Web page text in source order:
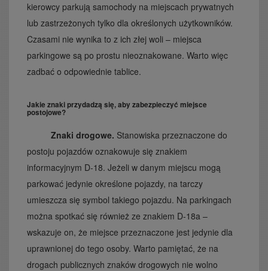
kierowcy parkują samochody na miejscach prywatnych
lub zastrzeżonych tylko dla określonych użytkowników.
Czasami nie wynika to z ich złej woli – miejsca
parkingowe są po prostu nieoznakowane. Warto więc
zadbać o odpowiednie tablice.
Jakie znaki przydadzą się, aby zabezpieczyć miejsce
postojowe?
Znaki drogowe. Stanowiska przeznaczone do
postoju pojazdów oznakowuje się znakiem
informacyjnym D-18. Jeżeli w danym miejscu mogą
parkować jedynie określone pojazdy, na tarczy
umieszcza się symbol takiego pojazdu. Na parkingach
można spotkać się również ze znakiem D-18a –
wskazuje on, że miejsce przeznaczone jest jedynie dla
uprawnionej do tego osoby. Warto pamiętać, że na
drogach publicznych znaków drogowych nie wolno